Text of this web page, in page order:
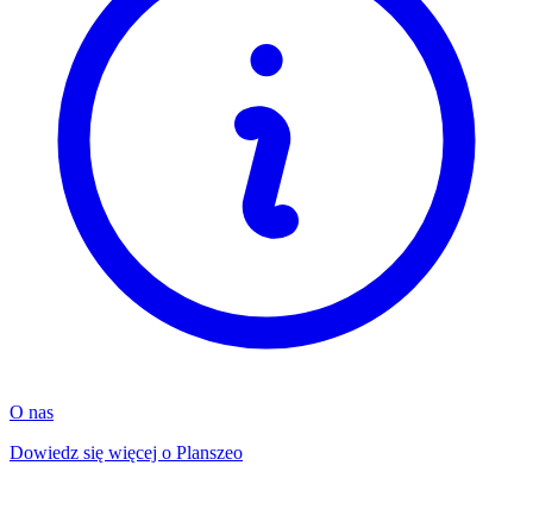
O nas
Dowiedz się więcej o Planszeo